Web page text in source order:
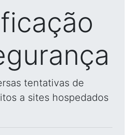
tentativas de
a sites hospedados